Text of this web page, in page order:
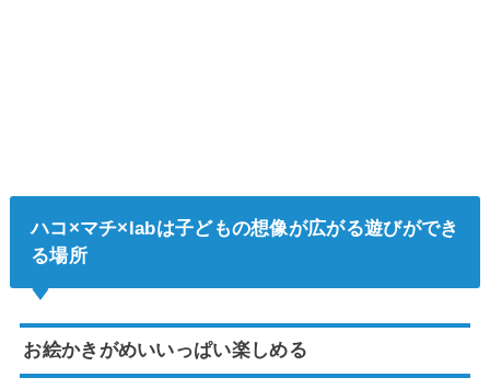
ハコ×マチ×labは子どもの想像が広がる遊びができ
る場所
お絵かきがめいいっぱい楽しめる